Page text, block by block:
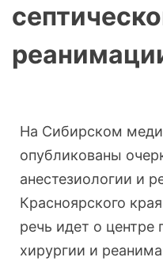
На Сибирском
опубликованы
анестезиологии и
Красноярского
речь идет о центре
хирургии и